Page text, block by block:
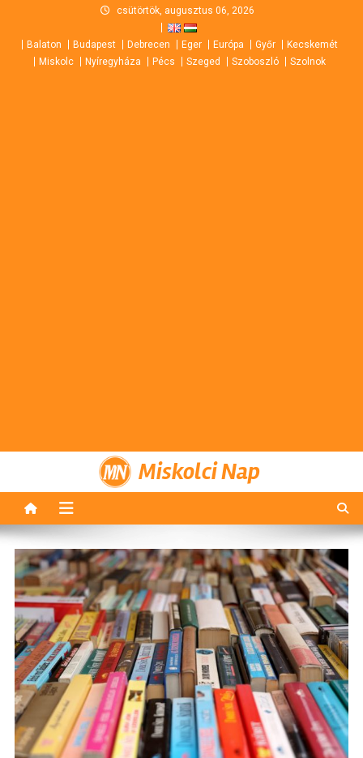
content
csütörtök, augusztus 06, 2026
Balaton Budapest Debrecen Eger Európa Győr
Kecskemét
Miskolc
Nyíregyháza Pécs Szeged Szoboszló Szolnok
Miskolci Nap